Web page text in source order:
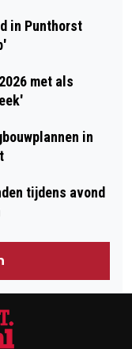
in Punthorst
met als
in
tijdens avond